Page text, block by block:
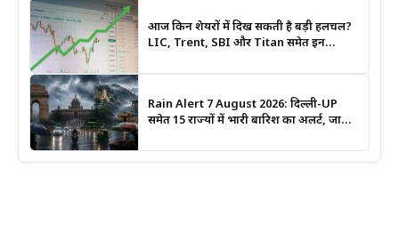
आज किन शेयरों में दिख सकती है बड़ी हलचल?
LIC, Trent, SBI और Titan समेत इन
Rain Alert 7 August 2026: दिल्ली-UP
समेत 15 राज्यों में भारी बारिश का अलर्ट, जानिए